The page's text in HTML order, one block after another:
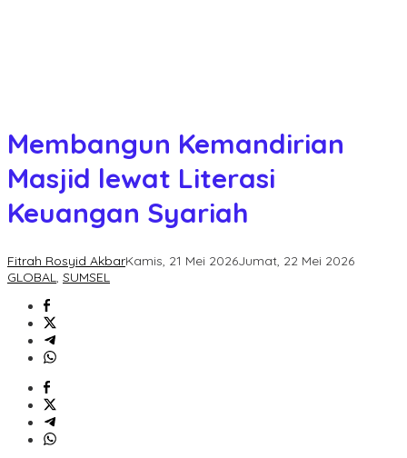
Membangun Kemandirian
Masjid lewat Literasi
Keuangan Syariah
Fitrah Rosyid AkbarKamis, 21 Mei 2026Jumat, 22 Mei 2026
GLOBAL, SUMSEL